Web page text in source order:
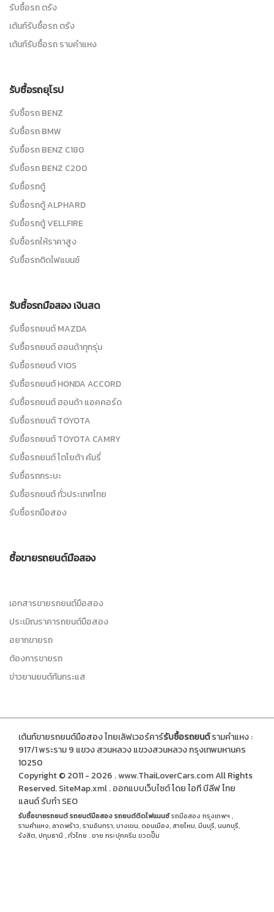
รับซื้อรถ ตรัง
เต้นท์รับซื้อรถ ตรัง
เต้นท์รับซื้อรถ รามคำแหง
รับซื้อรถยุโรป
รับซื้อรถ BENZ
รับซื้อรถ BMW
รับซื้อรถ BENZ C180
รับซื้อรถ BENZ C200
รับซื้อรถตู้
รับซื้อรถตู้ ALPHARD
รับซื้อรถตู้ VELLFIRE
รับซื้อรถให้ราคาสูง
รับซื้อรถติดไฟแนนซ์
รับซื้อรถมือสอง เงินสด
รับซื้อรถยนต์ MAZDA
รับซื้อรถยนต์ ฮอนด้าทุกรุ่น
รับซื้อรถยนต์ VIOS
รับซื้อรถยนต์ HONDA ACCORD
รับซื้อรถยนต์ ฮอนด้า แอคคอร์ด
รับซื้อรถยนต์ TOYOTA
รับซื้อรถยนต์ TOYOTA CAMRY
รับซื้อรถยนต์ โตโยต้า คัมรี่
รับซื้อรถกระบะ
รับซื้อรถยนต์ ทั่วประเทศไทย
รับซื้อรถมือสอง
ซื้อขายรถยนต์มือสอง
เอกสารขายรถยนต์มือสอง
ประเมิณราคารถยนต์มือสอง
อยากขายรถ
ต้องการขายรถ
ข่าวยานยนต์ทันกระแส
เต้นท์ขายรถยนต์มือสอง ไทยเลิฟเวอร์คาร์รับซื้อรถยนต์รามคำแหง :
917/1 พระราม 9 แขวง สวนหลวง แขวงสวนหลวง กรุงเทพมหานคร
10250
Copyright © 2011 - 2026 .www.ThaiLoverCars.comAll Rights
Reserved.SiteMap.xml.ออกแบบเว็บไซต์โดย ไอที บีลีฟ ไทย
แลนด์รับทำ SEO
รับซื้อขายรถยนต์รถยนต์มือสองรถยนต์ติดไฟแนนซ์รถมือสอง กรุงเทพฯ ,
รามคำแหง, ลาดพร้าว, รามอินทรา, บางเขน, ดอนเมือง, สายไหม, มีนบุรี, นนทบุรี,
รังสิต, ปทุมธานี , ทั่วไทย . ขาย กระปุกครีม ขวดปั๊ม